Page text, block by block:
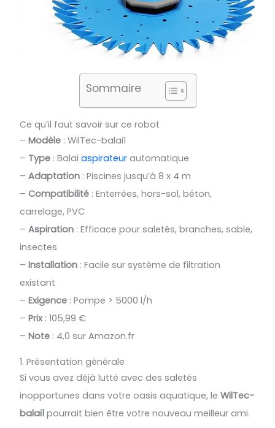
Sommaire
Ce qu’il faut savoir sur ce robot
–Modèle : WilTec-balai1
– Type : Balaiaspirateur automatique
–Adaptation : Piscines jusqu’à 8 x 4 m
–Compatibilité : Enterrées, hors-sol, béton,
carrelage, PVC
–Aspiration : Efficace pour saletés, branches, sable,
insectes
–Installation : Facile sur système de filtration
existant
–Exigence : Pompe > 5000 l/h
–Prix: 105,99 €
–Note : 4,0 sur Amazon.fr
1. Présentation générale
Si vous avez déjà lutté avec des saletés
inopportunes dans votre oasis aquatique, leWilTec-
balai1 pourrait bien être votre nouveau meilleur ami.